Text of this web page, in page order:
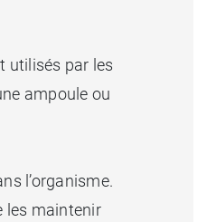
utilisés par les
ampoule ou
l’organisme.
les maintenir